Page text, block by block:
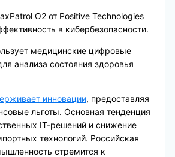
O2 от Positive Technologies
в кибербезопасности.
медицинские цифровые
анализа состояния здоровья
инновации, предоставляя
льготы. Основная тенденция
IT-решений и снижение
технологий. Российская
стремится к